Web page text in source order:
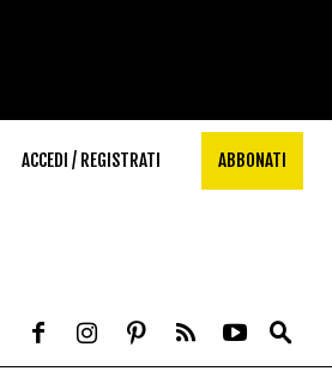
ACCEDI / REGISTRATI ABBONATI